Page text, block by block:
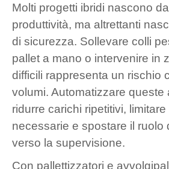
Molti progetti ibridi nascono
produttività, ma altrettanti
di sicurezza. Sollevare colli
pallet a mano o intervenire in
difficili rappresenta un rischio
volumi. Automatizzare queste
ridurre carichi ripetitivi,
necessarie e spostare il ruolo
verso la supervisione.
Con pallettizzatori e